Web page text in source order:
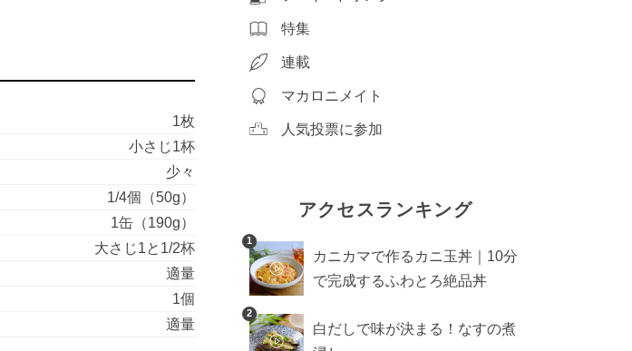
1枚
小さじ1杯
少々
1/4個（50g）
1缶（190g）
大さじ1と1/2杯
適量
1個
適量
特集
連載
マカロニメイト
人気投票に参加
アクセスランキング
1
カニカマで作るカニ玉丼｜10分
で完成するふわとろ絶品丼
2
白だしで味が決まる！なすの煮